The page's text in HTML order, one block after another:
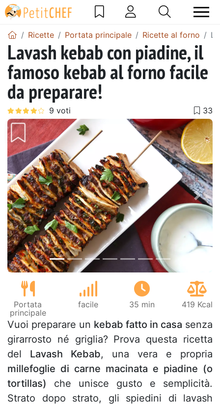
Ricette Portata principale Ricette al forno
Lavash kebab con piadine, il
famoso kebab al forno facile
da preparare!
Precedente
Portata
principale
facile 35 min 419 Kcal
Vuoi preparare un kebab fatto in casa senza
girarrosto né griglia? Prova questa ricetta
del Lavash Kebab, una vera e propria
millefoglie di carne macinata e piadine (o
tortillas) che unisce gusto e semplicità.
Strato dopo strato, gli spiedini di lavash